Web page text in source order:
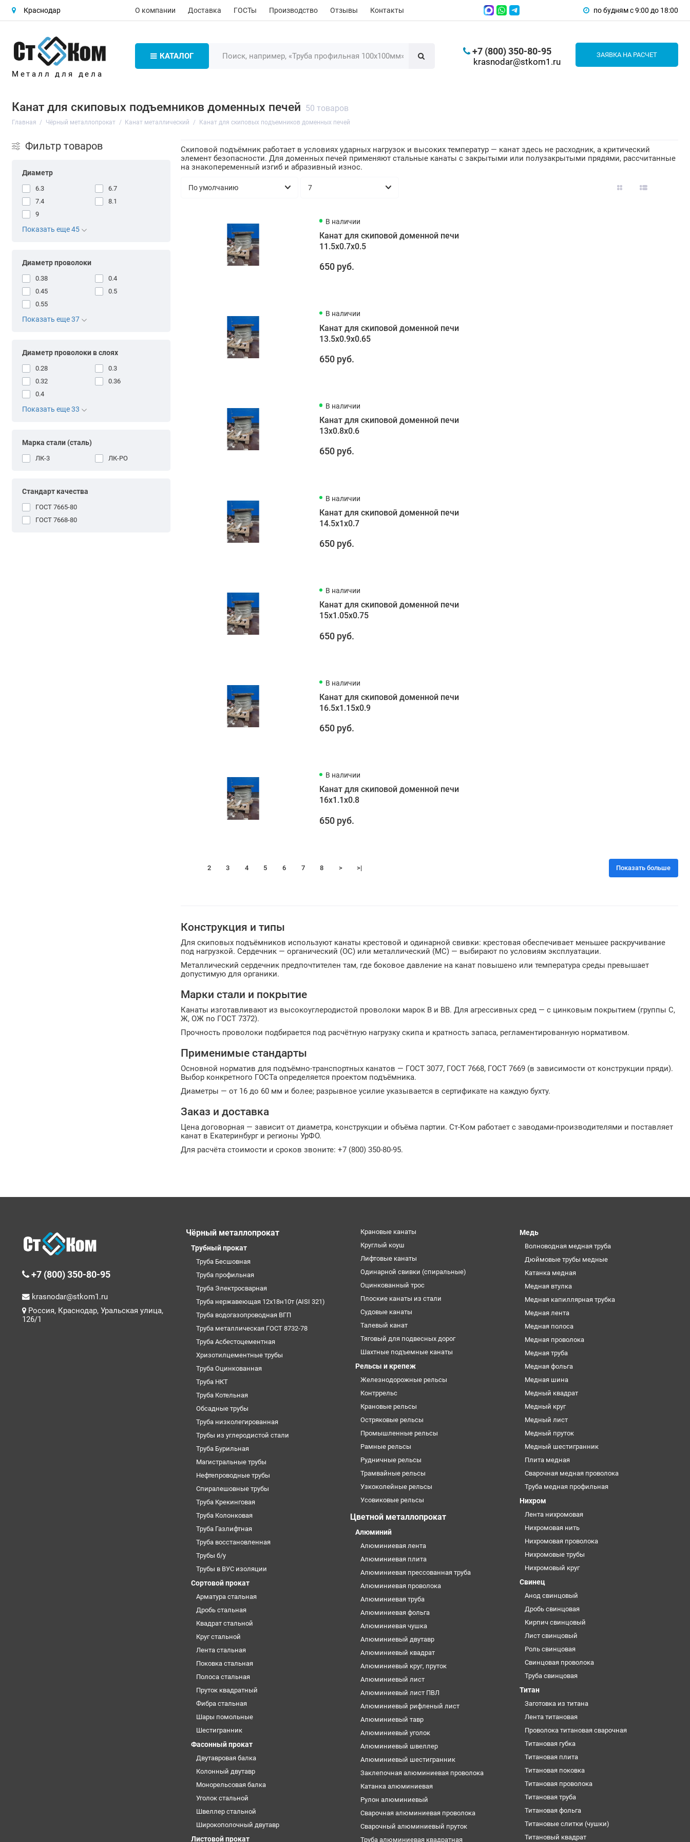
Краснодар О компании Доставка ГОСТы Производство Отзывы Контакты по будням с 9:00 до 18:00
Металл для дела
КАТАЛОГ +7 (800) 350-80-95
krasnodar@stkom1.ru
ЗАЯВКА НА РАСЧЕТ
Канат для скиповых подъемников доменных печей 50 товаров
Главная Чёрный металлопрокат Канат металлический Канат для скиповых подъемников доменных печей
Фильтр товаров
Диаметр
6.3
6.7
7.4
8.1
9
Показать еще 45
Диаметр проволоки
0.38
0.4
0.45
0.5
0.55
Показать еще 37
Диаметр проволоки в слоях
0.28
0.3
0.32
0.36
0.4
Показать еще 33
Марка стали (сталь)
ЛК-3 ЛК-РО
Стандарт качества
ГОСТ 7665-80
ГОСТ 7668-80
Скиповой подъёмник работает в условиях ударных нагрузок и высоких температур — канат здесь не расходник, а критический
элемент безопасности. Для доменных печей применяют стальные канаты с закрытыми или полузакрытыми прядями, рассчитанные
на знакопеременный изгиб и абразивный износ.
В наличии
Канат для скиповой доменной печи
11.5х0.7х0.5
650 руб.
В наличии
Канат для скиповой доменной печи
13.5х0.9х0.65
650 руб.
В наличии
Канат для скиповой доменной печи
13х0.8х0.6
650 руб.
В наличии
Канат для скиповой доменной печи
14.5х1х0.7
650 руб.
В наличии
Канат для скиповой доменной печи
15х1.05х0.75
650 руб.
В наличии
Канат для скиповой доменной печи
16.5х1.15х0.9
650 руб.
В наличии
Канат для скиповой доменной печи
16х1.1х0.8
650 руб.
2 3 4 5 6 7 8 > >| Показать больше
Конструкция и типы
Для скиповых подъёмников используют канаты крестовой и одинарной свивки: крестовая обеспечивает меньшее раскручивание
под нагрузкой. Сердечник — органический (ОС) или металлический (МС) — выбирают по условиям эксплуатации.
Металлический сердечник предпочтителен там, где боковое давление на канат повышено или температура среды превышает
допустимую для органики.
Марки стали и покрытие
Канаты изготавливают из высокоуглеродистой проволоки марок В и ВВ. Для агрессивных сред — с цинковым покрытием (группы С,
Ж, ОЖ по ГОСТ 7372).
Прочность проволоки подбирается под расчётную нагрузку скипа и кратность запаса, регламентированную нормативом.
Применимые стандарты
Основной норматив для подъёмно-транспортных канатов — ГОСТ 3077, ГОСТ 7668, ГОСТ 7669 (в зависимости от конструкции пряди).
Выбор конкретного ГОСТа определяется проектом подъёмника.
Диаметры — от 16 до 60 мм и более; разрывное усилие указывается в сертификате на каждую бухту.
Заказ и доставка
Цена договорная — зависит от диаметра, конструкции и объёма партии. Ст-Ком работает с заводами-производителями и поставляет
канат в Екатеринбург и регионы УрФО.
Для расчёта стоимости и сроков звоните: +7 (800) 350-80-95.
+7 (800) 350-80-95
krasnodar@stkom1.ru
Россия, Краснодар, Уральская улица,
126/1
Чёрный металлопрокат
Трубный прокат
Труба Бесшовная
Труба профильная
Труба Электросварная
Труба нержавеющая 12х18н10т (AISI 321)
Труба водогазопроводная ВГП
Труба металлическая ГОСТ 8732-78
Труба Асбестоцементная
Хризотилцементные трубы
Труба Оцинкованная
Труба НКТ
Труба Котельная
Обсадные трубы
Труба низколегированная
Трубы из углеродистой стали
Труба Бурильная
Магистральные трубы
Нефтепроводные трубы
Спиралешовные трубы
Труба Крекинговая
Труба Колонковая
Труба Газлифтная
Труба восстановленная
Трубы б/у
Трубы в ВУС изоляции
Сортовой прокат
Арматура стальная
Дробь стальная
Квадрат стальной
Круг стальной
Лента стальная
Поковка стальная
Полоса стальная
Пруток квадратный
Фибра стальная
Шары помольные
Шестигранник
Фасонный прокат
Двутавровая балка
Колонный двутавр
Монорельсовая балка
Уголок стальной
Швеллер стальной
Широкополочный двутавр
Листовой прокат
Крановые канаты
Круглый коуш
Лифтовые канаты
Одинарной свивки (спиральные)
Оцинкованный трос
Плоские канаты из стали
Судовые канаты
Талевый канат
Тяговый для подвесных дорог
Шахтные подъемные канаты
Рельсы и крепеж
Железнодорожные рельсы
Контррельс
Крановые рельсы
Остряковые рельсы
Промышленные рельсы
Рамные рельсы
Рудничные рельсы
Трамвайные рельсы
Узкоколейные рельсы
Усовиковые рельсы
Цветной металлопрокат
Алюминий
Алюминиевая лента
Алюминиевая плита
Алюминиевая прессованная труба
Алюминиевая проволока
Алюминиевая труба
Алюминиевая фольга
Алюминиевая чушка
Алюминиевый двутавр
Алюминиевый квадрат
Алюминиевый круг, пруток
Алюминиевый лист
Алюминиевый лист ПВЛ
Алюминиевый рифленый лист
Алюминиевый тавр
Алюминиевый уголок
Алюминиевый швеллер
Алюминиевый шестигранник
Заклепочная алюминиевая проволока
Катанка алюминиевая
Рулон алюминиевый
Сварочная алюминиевая проволока
Сварочный алюминиевый пруток
Труба алюминиевая квадратная
Медь
Волноводная медная труба
Дюймовые трубы медные
Катанка медная
Медная втулка
Медная капиллярная трубка
Медная лента
Медная полоса
Медная проволока
Медная труба
Медная фольга
Медная шина
Медный квадрат
Медный круг
Медный лист
Медный пруток
Медный шестигранник
Плита медная
Сварочная медная проволока
Труба медная профильная
Нихром
Лента нихромовая
Нихромовая нить
Нихромовая проволока
Нихромовые трубы
Нихромовый круг
Свинец
Анод свинцовый
Дробь свинцовая
Кирпич свинцовый
Лист свинцовый
Роль свинцовая
Свинцовая проволока
Труба свинцовая
Титан
Заготовка из титана
Лента титановая
Проволока титановая сварочная
Титановая губка
Титановая плита
Титановая поковка
Титановая проволока
Титановая труба
Титановая фольга
Титановые слитки (чушки)
Титановый квадрат